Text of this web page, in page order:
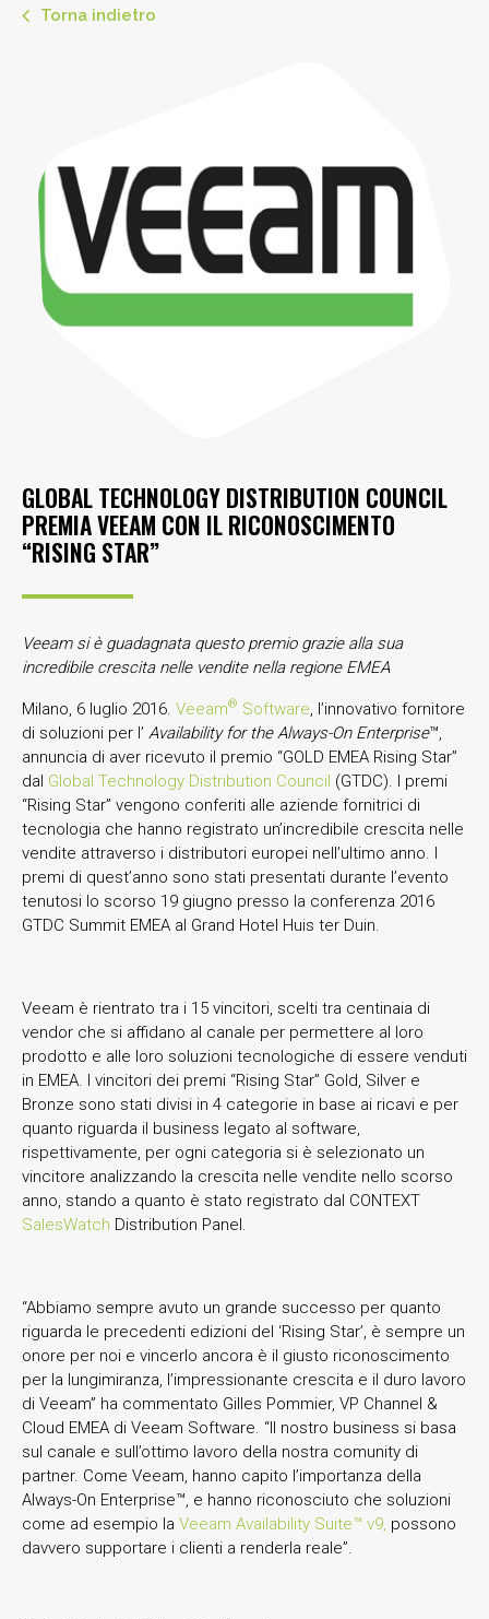
Torna indietro
GLOBAL TECHNOLOGY DISTRIBUTION COUNCIL
PREMIA VEEAM CON IL RICONOSCIMENTO
“RISING STAR”
Veeam si è guadagnata questo premio grazie alla sua
incredibile crescita nelle vendite nella regione EMEA
Milano, 6 luglio 2016. Veeam® Software, l’innovativo fornitore
di soluzioni per l’ Availability for the Always-On Enterprise™,
annuncia di aver ricevuto il premio “GOLD EMEA Rising Star”
dal Global Technology Distribution Council (GTDC). I premi
“Rising Star” vengono conferiti alle aziende fornitrici di
tecnologia che hanno registrato un’incredibile crescita nelle
vendite attraverso i distributori europei nell’ultimo anno. I
premi di quest’anno sono stati presentati durante l’evento
tenutosi lo scorso 19 giugno presso la conferenza 2016
GTDC Summit EMEA al Grand Hotel Huis ter Duin.
Veeam è rientrato tra i 15 vincitori, scelti tra centinaia di
vendor che si affidano al canale per permettere al loro
prodotto e alle loro soluzioni tecnologiche di essere venduti
in EMEA. I vincitori dei premi “Rising Star” Gold, Silver e
Bronze sono stati divisi in 4 categorie in base ai ricavi e per
quanto riguarda il business legato al software,
rispettivamente, per ogni categoria si è selezionato un
vincitore analizzando la crescita nelle vendite nello scorso
anno, stando a quanto è stato registrato dal CONTEXT
SalesWatch Distribution Panel.
“Abbiamo sempre avuto un grande successo per quanto
riguarda le precedenti edizioni del ‘Rising Star’, è sempre un
onore per noi e vincerlo ancora è il giusto riconoscimento
per la lungimiranza, l’impressionante crescita e il duro lavoro
di Veeam” ha commentato Gilles Pommier, VP Channel &
Cloud EMEA di Veeam Software. “Il nostro business si basa
sul canale e sull’ottimo lavoro della nostra comunity di
partner. Come Veeam, hanno capito l’importanza della
Always-On Enterprise™, e hanno riconosciuto che soluzioni
come ad esempio la Veeam Availability Suite™ v9, possono
davvero supportare i clienti a renderla reale”.